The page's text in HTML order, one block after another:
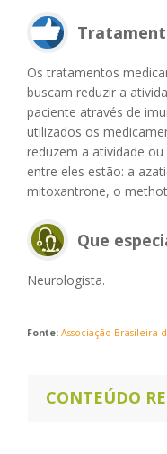
Os tratamentos
buscam reduzir a
paciente através de
utilizados os
reduzem a atividade
entre eles estão: a
mitoxantrone, o
Que
Neurologista.
Fonte: Associação Brasileira
CONTEÚDO